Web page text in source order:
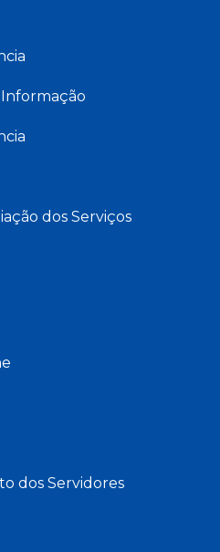
Informação
dos Serviços
dos Servidores